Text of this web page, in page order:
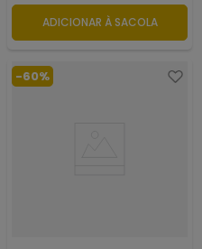
ADICIONAR À SACOLA
-60%